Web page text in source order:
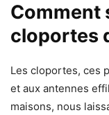
Comment
cloportes
Les cloportes, ces
et aux antennes
maisons, nous